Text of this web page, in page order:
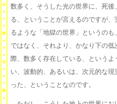
数多く、そうした光の世界に、死
る、ということが言えるのですが
るような「地獄の世界」というの
ではなく、それより、かなり下の
際、数多く存在している、という
い、波動的、あるいは、次元的な
った、ということなのです。